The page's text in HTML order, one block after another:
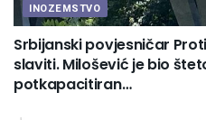
INOZEMSTVO
Srbijanski povjesničar
slaviti. Milošević je bio
potkapacitiran…